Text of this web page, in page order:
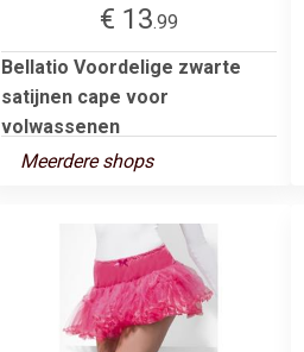
€ 13.99
Bellatio Voordelige zwarte
satijnen cape voor
volwassenen
Meerdere shops